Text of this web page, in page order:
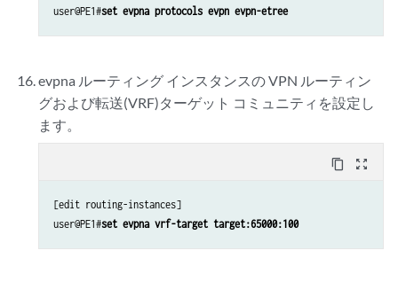
user@PE1#set evpna protocols evpn evpn-etree
evpna ルーティング インスタンスの VPN ルーティン
グおよび転送(VRF)ターゲット コミュニティを設定し
ます。
content_copy zoom_out_map
[edit routing-instances]
user@PE1#set evpna vrf-target target:65000:100